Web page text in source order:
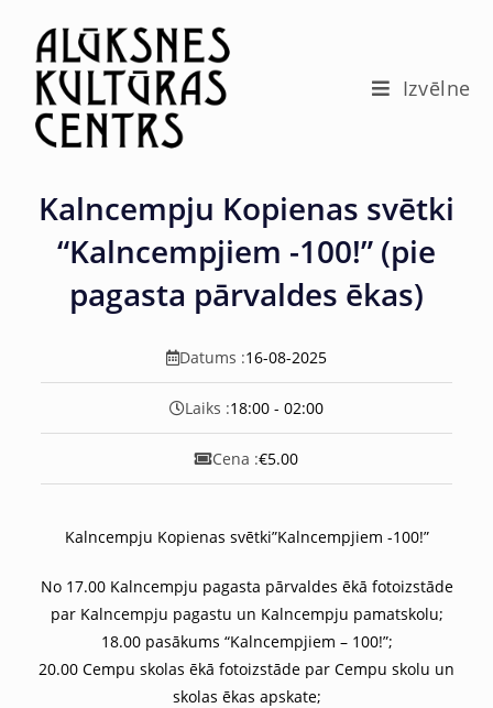
Izvēlne
Kalncempju Kopienas svētki
“Kalncempjiem -100!” (pie
pagasta pārvaldes ēkas)
Datums :16-08-2025
Laiks :18:00 - 02:00
Cena :€5.00
Kalncempju Kopienas svētki”Kalncempjiem -100!”
No 17.00 Kalncempju pagasta pārvaldes ēkā fotoizstāde
par Kalncempju pagastu un Kalncempju pamatskolu;
18.00 pasākums “Kalncempjiem – 100!”;
20.00 Cempu skolas ēkā fotoizstāde par Cempu skolu un
skolas ēkas apskate;